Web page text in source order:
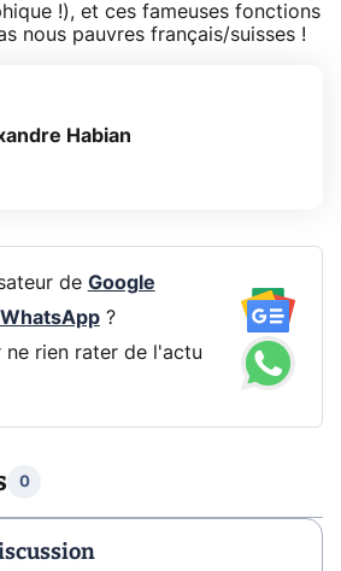
!), et ces fameuses fonctions
nous pauvres français/suisses !
Habian
de Google
WhatsApp?
ne rien rater de l'actu
0